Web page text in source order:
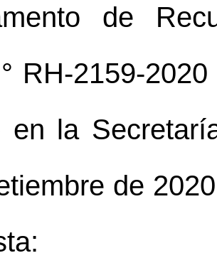
de
RH-2159-
en la
de